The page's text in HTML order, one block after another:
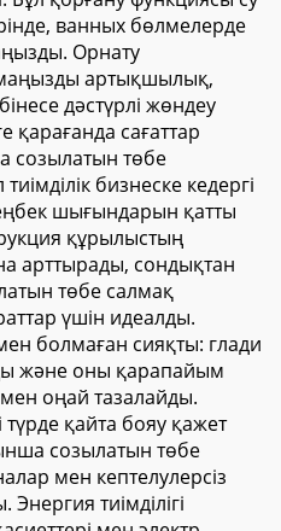
ванных бөлмелерде
Орнату
артықшылық,
дәстүрлі жөндеу
қарағанда сағаттар
созылатын төбе
бизнеске кедергі
шығындарын қатты
құрылыстың
арттырады, сондықтан
төбе салмақ
үшін идеалды.
болмаған сияқты: глади
және оны қарапайым
оңай тазалайды.
түрде қайта бояу қажет
созылатын төбе
мен кептелулерсіз
тиімділігі